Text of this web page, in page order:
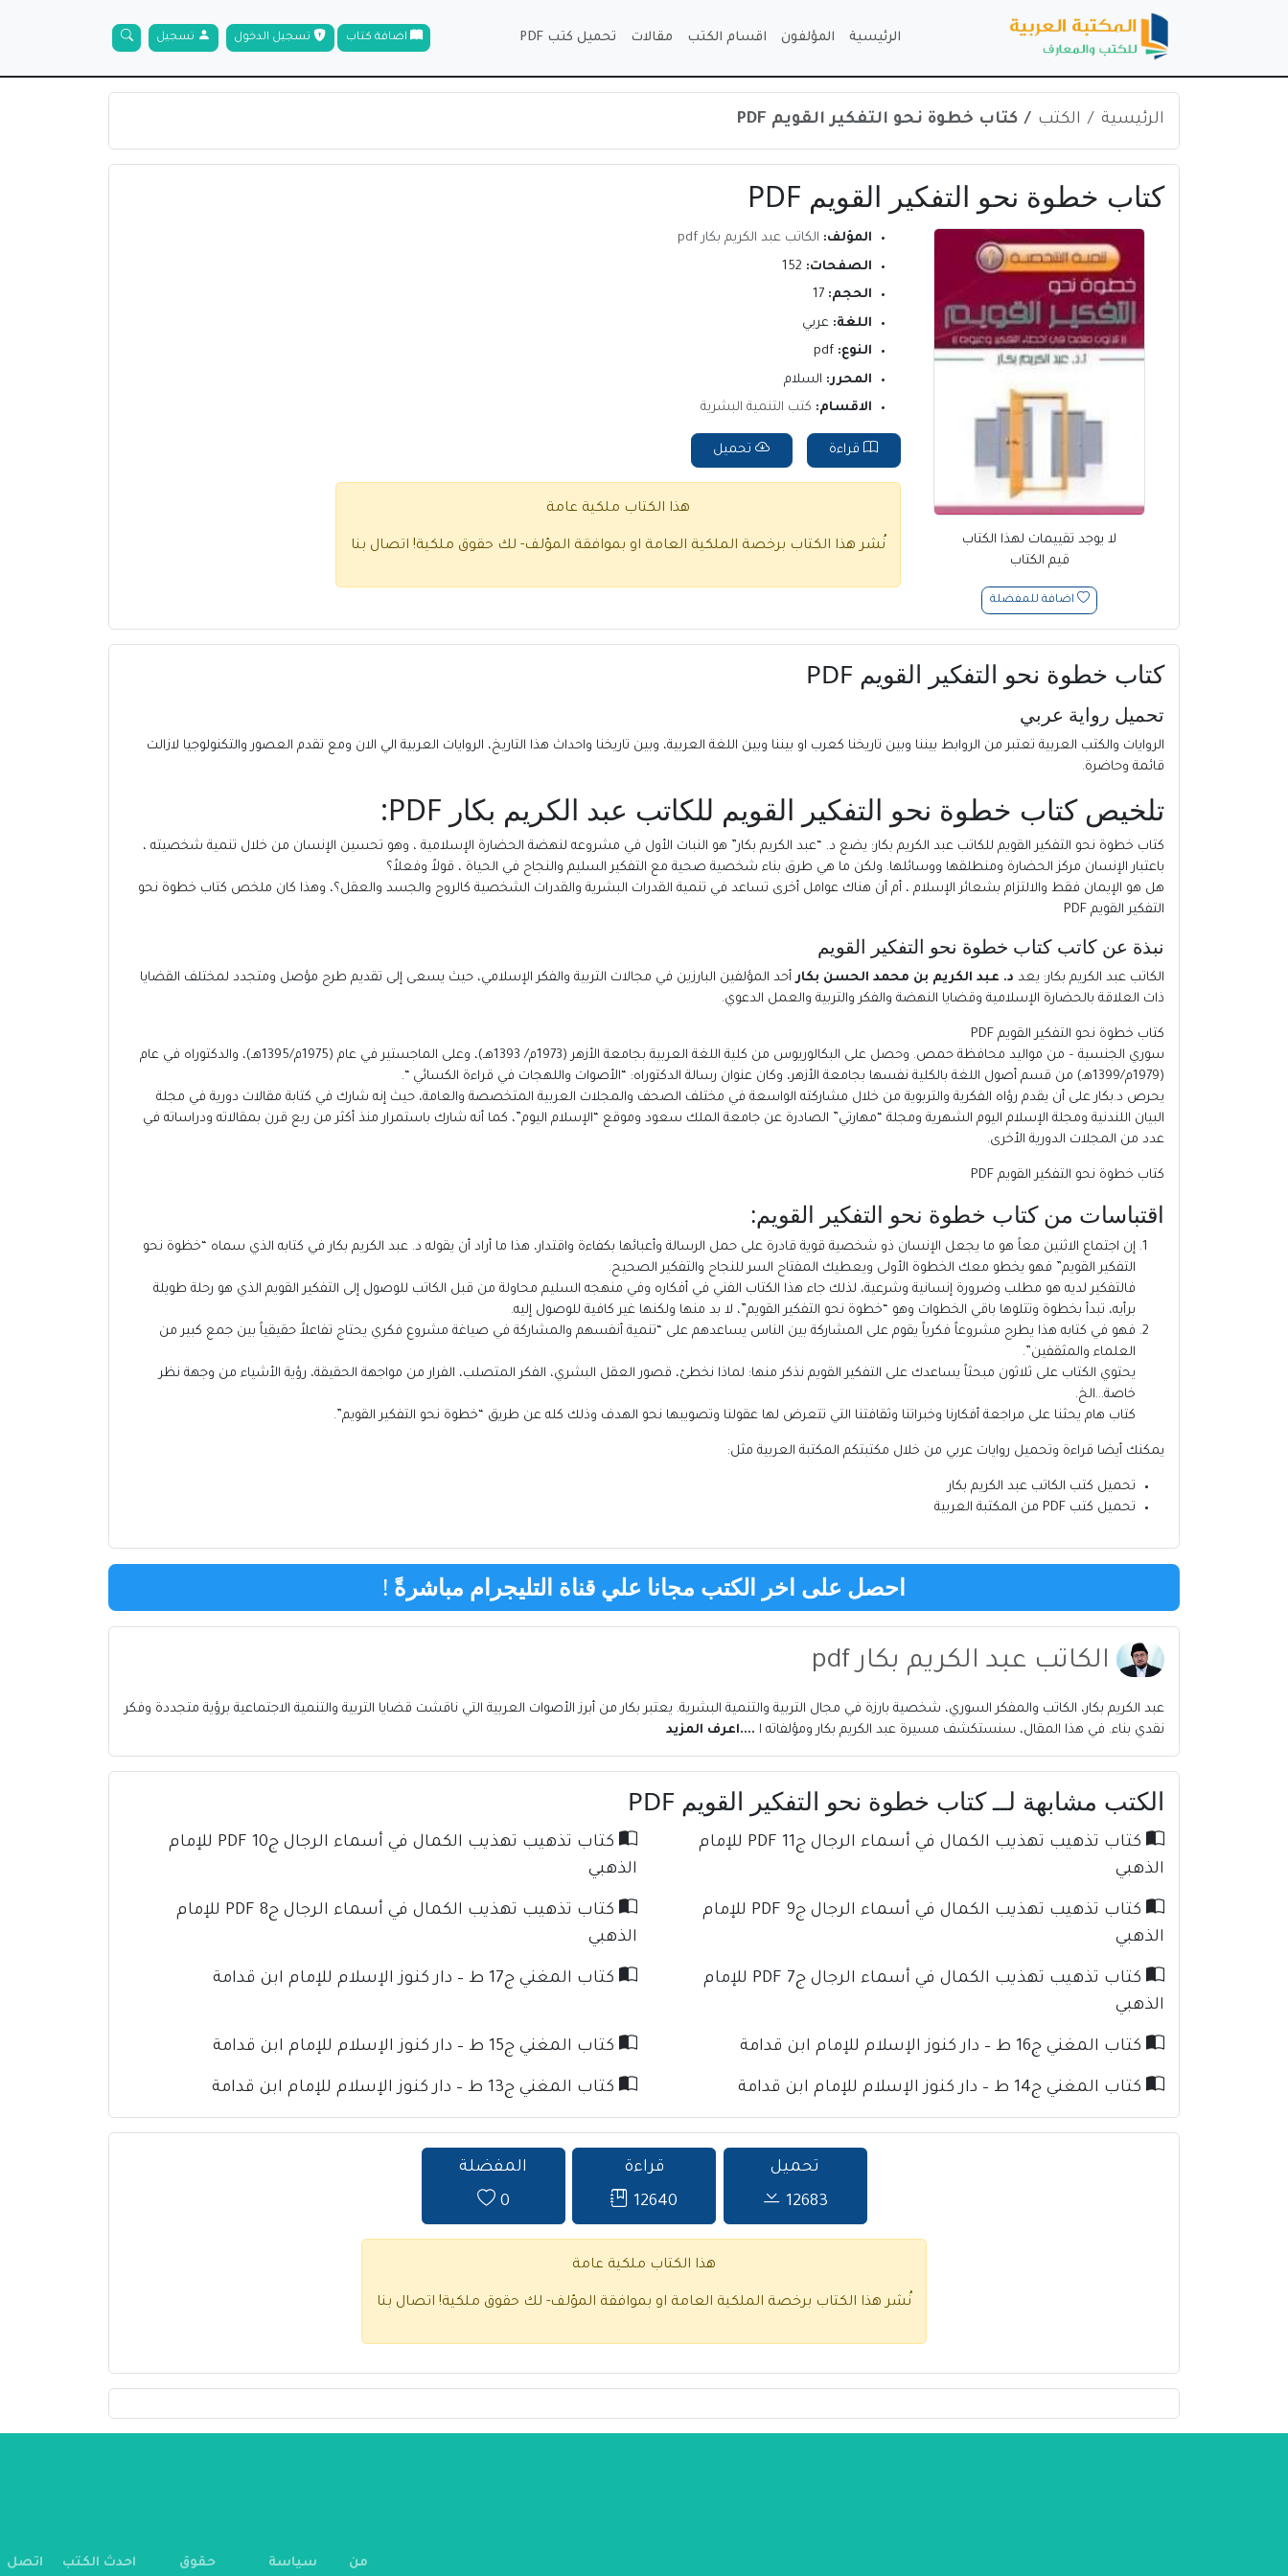
الرئيسية المؤلفون اقسام الكتب مقالات تحميل كتب PDF
الرئيسية الكتب كتاب خطوة نحو التفكير القويم PDF
كتاب خطوة نحو التفكير القويم PDF
لا يوجد تقييمات لهذا الكتاب
قيم الكتاب
اضافة للمفضلة
المؤلف: الكاتب عبد الكريم بكار pdf
الصفحات:
الحجم: 17
اللغة: عربي
النوع: pdf
المحرر: السلام
الاقسام: كتب التنمية البشرية
قراءة تحميل
هذا الكتاب ملكية عامة
نُشر هذا الكتاب برخصة الملكية العامة او بموافقة المؤلف- لك حقوق ملكية! اتصال بنا
كتاب خطوة نحو التفكير القويم PDF
تحميل رواية عربي
الروايات والكتب العربية تعتبر من الروابط بيننا وبين تاريخنا كعرب او بيننا وبين اللغة العربية، وبين تاريخنا واحداث هذا التاريخ، الروايات العربية الي الان ومع تقدم العصور والتكنولوجيا لازالت
قائمة وحاضرة.
تلخيص كتاب خطوة نحو التفكير القويم للكاتب عبد الكريم بكار PDF:
كتاب خطوة نحو التفكير القويم للكاتب عبد الكريم بكار: يضع د. “عبد الكريم بكار” هو النبات الأول في مشروعه لنهضة الحضارة الإسلامية ، وهو تحسين الإنسان من خلال تنمية شخصيته ،
باعتبار الإنسان مركز الحضارة ومنطلقها ووسائلها. ولكن ما هي طرق بناء شخصية صحية مع التفكير السليم والنجاح في الحياة ، قولاً وفعلاً؟
هل هو الإيمان فقط والالتزام بشعائر الإسلام ، أم أن هناك عوامل أخرى تساعد في تنمية القدرات البشرية والقدرات الشخصية كالروح والجسد والعقل؟، وهذا كان ملخص كتاب خطوة نحو
التفكير القويم PDF
نبذة عن كاتب كتاب خطوة نحو التفكير القويم
الكاتبعبد الكريم بكار: يعد د. عبد الكريم بن محمد الحسن بكارأحد المؤلفين البارزين في مجالات التربية والفكر الإسلامي، حيث يسعى إلى تقديم طرح مؤصل ومتجدد لمختلف القضايا
ذات العلاقة بالحضارة الإسلامية وقضايا النهضة والفكر والتربية والعمل الدعوي.
كتاب خطوة نحو التفكير القويم PDF
سوري الجنسية – من مواليد محافظة حمص. وحصل على البكالوريوس من كلية اللغة العربية بجامعة الأزهر (1973م/ 1393هـ)، وعلى الماجستير في عام (1975م/1395هـ)، والدكتوراه في عام
(1979م/1399هـ) من قسم أصول اللغة بالكلية نفسها بجامعة الأزهر، وكان عنوان رسالة الدكتوراه: “الأصوات واللهجات في قراءة الكسائي “.
يحرص د.بكار على أن يقدم رؤاه الفكرية والتربوية من خلال مشاركته الواسعة في مختلف الصحف والمجلات العربية المتخصصة والعامة، حيث إنه شارك في كتابة مقالات دورية في مجلة
البيان اللندنية ومجلة الإسلام اليوم الشهرية ومجلة “مهارتي” الصادرة عن جامعة الملك سعود وموقع “الإسلام اليوم”، كما أنه شارك باستمرار منذ أكثر من ربع قرن بمقالاته ودراساته في
عدد من المجلات الدورية الأخرى.
كتاب خطوة نحو التفكير القويم PDF
اقتباسات من كتاب خطوة نحو التفكير القويم:
إن اجتماع الاثنين معاً هو ما يجعل الإنسان ذو شخصية قوية قادرة على حمل الرسالة وأعبائها بكفاءة واقتدار، هذا ما أراد أن يقوله د. عبد الكريم بكار في كتابه الذي سماه “خظوة نحو
التفكير القويم” فهو يخطو معك الخطوة الأولى ويعطيك المفتاح السر للنجاح والتفكير الصحيح.
فالتفكير لديه هو مطلب وضرورة إنسانية وشرعية، لذلك جاء هذا الكتاب الفني في أفكاره وفي منهجه السليم محاولة من قبل الكاتب للوصول إلى التفكير القويم الذي هو رحلة طويلة
برأيه، تبدأ بخطوة وتتلوها باقي الخطوات وهو “خطوة نحو التفكير القويم”، لا بد منها ولكنها غير كافية للوصول إليه.
فهو في كتابه هذا يطرح مشروعاً فكرياً يقوم على المشاركة بين الناس يساعدهم على “تنمية أنفسهم والمشاركة في صياغة مشروع فكري يحتاج تفاعلاً حقيقياً بين جمع كبير من
العلماء والمثقفين”.
يحتوي الكتاب على ثلاثون مبحثاً يساعدك على التفكير القويم نذكر منها: لماذا نخطئ، قصور العقل البشري، الفكر المتصلب، الفرار من مواجهة الحقيقة، رؤية الأشياء من وجهة نظر
خاصة…الخ.
كتاب هام يحثنا على مراجعة أفكارنا وخبراتنا وثقافتنا التي تتعرض لها عقولنا وتصويبها نحو الهدف وذلك كله عن طريق “خطوة نحو التفكير القويم”.
يمكنك أيضا قراءة وتحميل روايات عربي من خلال مكتبتكم المكتبة العربية مثل:
تحميل كتب الكاتبعبد الكريم بكار
تحميل كتب PDF من المكتبة العربية
احصل على اخر الكتب مجانا علي قناة التليجرام مباشرةً !
الكاتب عبد الكريم بكار pdf
عبد الكريم بكار، الكاتب والمفكر السوري، شخصية بارزة في مجال التربية والتنمية البشرية. يعتبر بكار من أبرز الأصوات العربية التي ناقشت قضايا التربية والتنمية الاجتماعية برؤية متجددة وفكر
نقدي بناء. في هذا المقال، سنستكشف مسيرة عبد الكريم بكار ومؤلفاته ا ....اعرف المزيد
الكتب مشابهة لــ كتاب خطوة نحو التفكير القويم PDF
كتاب تذهيب تهذيب الكمال في أسماء الرجال ج11 PDF للإمام
الذهبي
كتاب تذهيب تهذيب الكمال في أسماء الرجال ج10 PDF للإمام
الذهبي
كتاب تذهيب تهذيب الكمال في أسماء الرجال ج9 PDF للإمام
الذهبي
كتاب تذهيب تهذيب الكمال في أسماء الرجال ج8 PDF للإمام
الذهبي
كتاب تذهيب تهذيب الكمال في أسماء الرجال ج7 PDF للإمام
الذهبي
كتاب المغني ج17 ط – دار كنوز الإسلام للإمام ابن قدامة
كتاب المغني ج16 ط – دار كنوز الإسلام للإمام ابن قدامة كتاب المغني ج15 ط – دار كنوز الإسلام للإمام ابن قدامة
كتاب المغني ج14 ط – دار كنوز الإسلام للإمام ابن قدامة كتاب المغني ج13 ط – دار كنوز الإسلام للإمام ابن قدامة
تحميل
12683
قراءة
12640
المفضلة
0
هذا الكتاب ملكية عامة
نُشر هذا الكتاب برخصة الملكية العامة او بموافقة المؤلف- لك حقوق ملكية! اتصال بنا
من سياسة حقوق احدث الكتب اتصل